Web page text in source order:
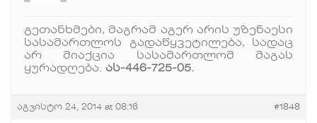
გეთანხმები, მაგრამ აგერ არის უზენაესი
სასამართლოს გადაწყვეტილება, სადაც
არ მიაქცია სასამართლომ მაგას
ყურადღება. ას-446-725-05.
აგვისტო 24, 2014 at 08:16 #1848